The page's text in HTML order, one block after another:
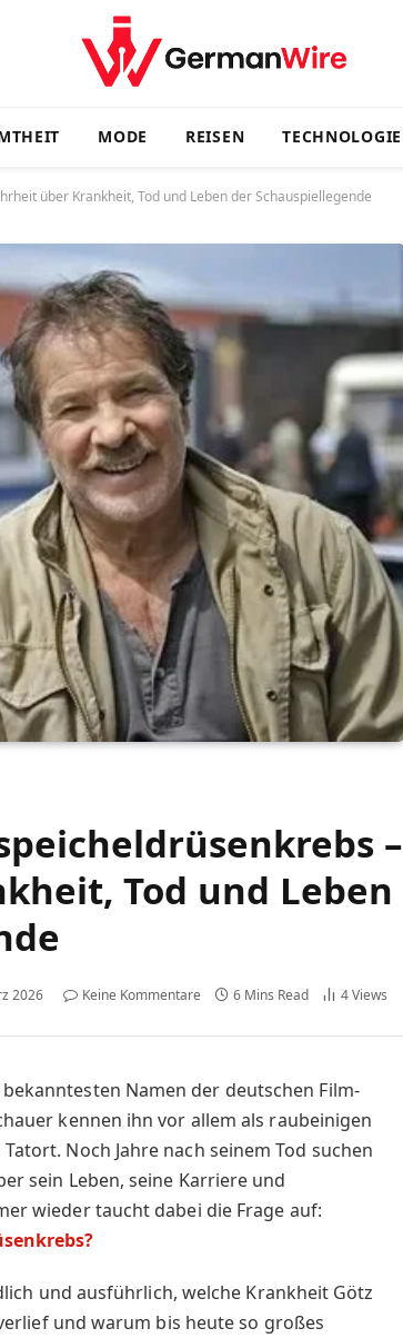
MODE REISEN TECHNOLOGIE
über Krankheit, Tod und Leben der Schauspiellegende
–
Tod und Leben
2026 Keine Kommentare 6 Mins Read 4Views
Namen der deutschen Film-
kennen ihn vor allem als raubeinigen
Noch Jahre nach seinem Tod suchen
sein Leben, seine Karriere und
wieder taucht dabei die Frage auf:
und ausführlich, welche Krankheit Götz
und warum bis heute so großes